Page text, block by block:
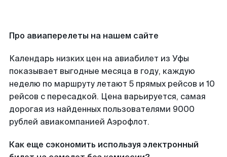
Про авиаперелеты на нашем сайте
Календарь низких цен на авиабилет из Уфы
показывает выгодные месяца в году, каждую
неделю по маршруту летают 5 прямых рейсов и 10
рейсов с пересадкой. Цена варьируется, самая
дорогая из найденных пользователями 9000
рублей авиакомпанией Аэрофлот.
Как еще сэкономить используя электронный